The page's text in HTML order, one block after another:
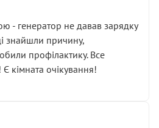
поруч і жодної реальної
проводилось. Після
“послугу” повернули, що
правоту.
з боксу, і скрип у гальмах
як і був. Тобто оплачена
- генератор не давав зарядку
знайшли причину,
профілактику. Все
кімната очікування!